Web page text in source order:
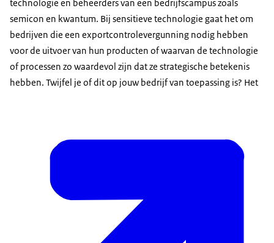
technologie en beheerders van een bedrijfscampus zoals
semicon en kwantum. Bij sensitieve technologie gaat het om
bedrijven die een exportcontrolevergunning nodig hebben
voor de uitvoer van hun producten of waarvan de technologie
of processen zo waardevol zijn dat ze strategische betekenis
hebben. Twijfel je of dit op jouw bedrijf van toepassing is? Het